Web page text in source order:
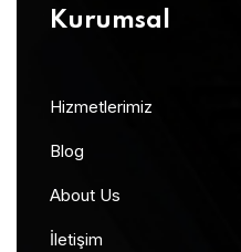
Kurumsal
Hizmetlerimiz
Blog
About Us
İletişim